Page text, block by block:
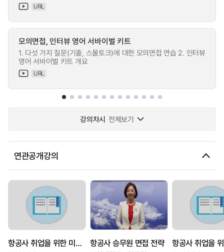
URL
모의면접, 인터뷰 영어 서바이벌 키트
1. 다섯 가지 질문(기출, 스몰토크)에 대한 모의면접 연습 2. 인터뷰
영어 서바이벌 키트 개요
URL
강의차시 전체보기
연관공개강의
항공사 취업을 위한 미래 항공 운송 산업의 이해 항공사 승무원 면접 전략